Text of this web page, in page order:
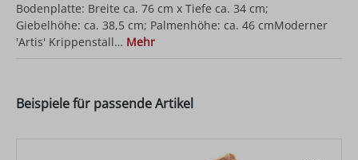
Bodenplatte: Breite ca. 76 cm x Tiefe ca. 34 cm;
Giebelhöhe: ca. 38,5 cm; Palmenhöhe: ca. 46 cmModerner
'Artis' Krippenstall… Mehr
Beispiele für passende Artikel